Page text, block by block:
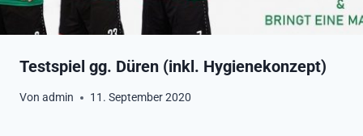
Testspiel gg. Düren (inkl. Hygienekonzept)
Von admin 11. September 2020